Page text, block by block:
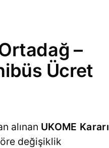
–
Ücret
alınan UKOME Kararı
değişiklik